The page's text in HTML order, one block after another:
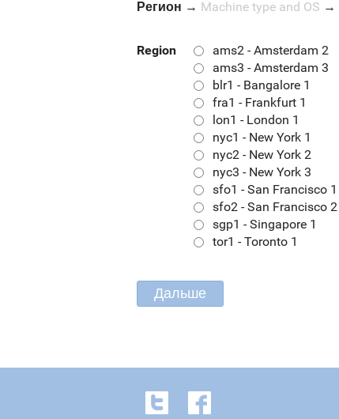
Регион → Machine type and OS →
Region
ams2 - Amsterdam 2
ams3 - Amsterdam 3
blr1 - Bangalore 1
fra1 - Frankfurt 1
lon1 - London 1
nyc1 - New York 1
nyc2 - New York 2
nyc3 - New York 3
sfo1 - San Francisco 1
sfo2 - San Francisco 2
sgp1 - Singapore 1
tor1 - Toronto 1